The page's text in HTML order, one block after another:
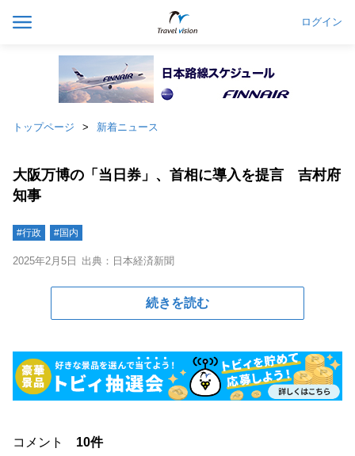
ログイン
トップページ 新着ニュース
大阪万博の「当日券」、首相に導入を提言 吉村府
知事
#行政 #国内
2025年2月5日 出典：日本経済新聞
続きを読む
コメント 10件